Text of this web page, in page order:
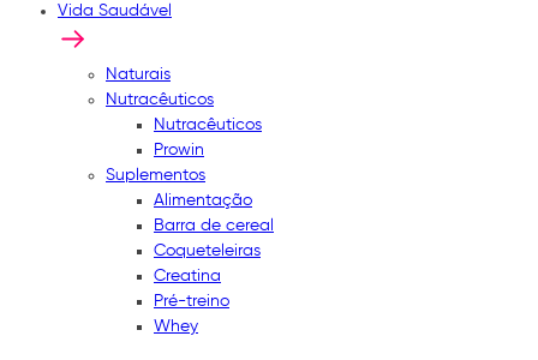
Vida Saudável
Naturais
Nutracêuticos
Nutracêuticos
Prowin
Suplementos
Alimentação
Barra de cereal
Coqueteleiras
Creatina
Pré-treino
Whey